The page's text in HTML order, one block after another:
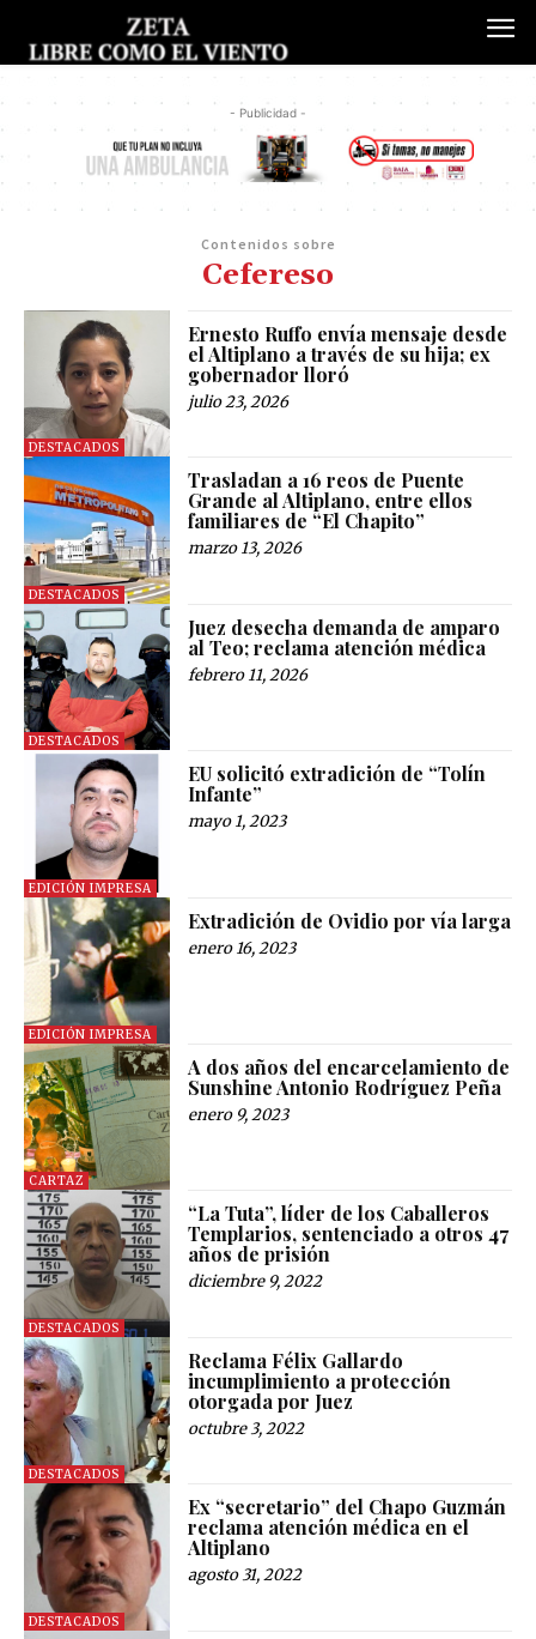
- Publicidad -
Contenidos sobre
Cefereso
DESTACADOS
Ernesto Ruffo envía mensaje desde
el Altiplano a través de su hija; ex
gobernador lloró
julio 23, 2026
DESTACADOS
Trasladan a 16 reos de Puente
Grande al Altiplano, entre ellos
familiares de “El Chapito”
marzo 13, 2026
DESTACADOS
Juez desecha demanda de amparo
al Teo; reclama atención médica
febrero 11, 2026
EDICIÓN IMPRESA
EU solicitó extradición de “Tolín
Infante”
mayo 1, 2023
EDICIÓN IMPRESA
Extradición de Ovidio por vía larga
enero 16, 2023
CARTAZ
A dos años del encarcelamiento de
Sunshine Antonio Rodríguez Peña
enero 9, 2023
DESTACADOS
“La Tuta”, líder de los Caballeros
Templarios, sentenciado a otros 47
años de prisión
diciembre 9, 2022
DESTACADOS
Reclama Félix Gallardo
incumplimiento a protección
otorgada por Juez
octubre 3, 2022
DESTACADOS
Ex “secretario” del Chapo Guzmán
reclama atención médica en el
Altiplano
agosto 31, 2022